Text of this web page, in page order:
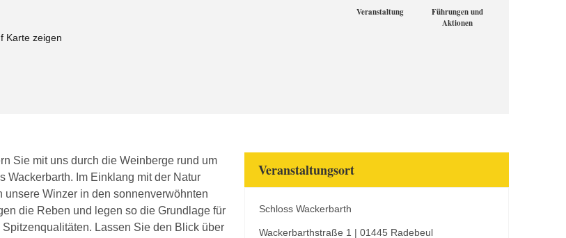
Karte zeigen
Veranstaltung
Führungen und
Aktionen
Sie mit uns durch die Weinberge rund um
Wackerbarth. Im Einklang mit der Natur
unsere Winzer in den sonnenverwöhnten
die Reben und legen so die Grundlage für
Spitzenqualitäten. Lassen Sie den Blick über
Veranstaltungsort
Schloss Wackerbarth
Wackerbarthstraße 1 | 01445 Radebeul